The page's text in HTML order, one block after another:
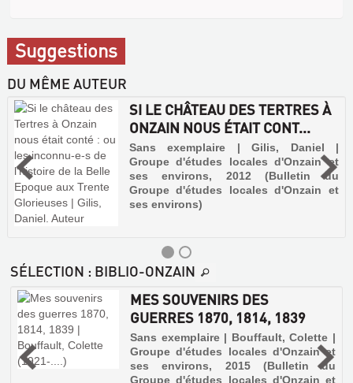
Suggestions
DU MÊME AUTEUR
SI LE CHÂTEAU DES TERTRES À
ONZAIN NOUS ÉTAIT CONT...
Sans exemplaire | Gilis, Daniel |
Groupe d'études locales d'Onzain et
ses environs, 2012 (Bulletin du
Groupe d'études locales d'Onzain et
ses environs)
SÉLECTION : BIBLIO-ONZAIN
MES SOUVENIRS DES
GUERRES 1870, 1814, 1839
Sans exemplaire | Bouffault, Colette |
Groupe d'études locales d'Onzain et
ses environs, 2015 (Bulletin du
Groupe d'études locales d'Onzain et